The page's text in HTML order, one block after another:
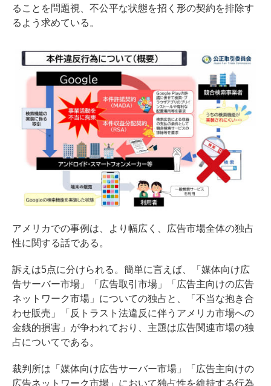
ることを問題視、不公平な状態を招く形の契約を排除す
るよう求めている。
アメリカでの事例は、より幅広く、広告市場全体の独占
性に関する話である。
訴えは5点に分けられる。簡単に言えば、「媒体向け広
告サーバー市場」「広告取引市場」「広告主向けの広告
ネットワーク市場」についての独占と、「不当な抱き合
わせ販売」「反トラスト法違反に伴うアメリカ市場への
金銭的損害」が争われており、主題は広告関連市場の独
占についてである。
裁判所は「媒体向け広告サーバー市場」「広告主向けの
広告ネットワーク市場」において独占性を維持する行為